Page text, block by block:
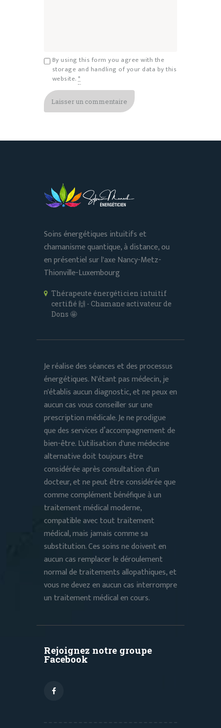
By using this form you agree with the
storage and handling of your data by this
website.*
Soins énergétiques intuitifs et
chamanisme quantique, à distance, ou
en présentiel sur l'axe Nancy-Metz-
Thionville-Luxembourg
Thérapeute énergéticien intuitif
certifié 🙌 - Chamane activateur de
Dons 🤩
Je réalise des séances et des processus
énergétiques. N'étant pas médecin, je
n'établis aucun diagnostic, et ne peux en
aucun cas vous conseiller sur une
prescription médicale. Je ne prodigue
que des services d’accompagnement de
bien-être. L'utilisation d'une médecine
alternative doit toujours être
considérée après consultation d'un
docteur, et ne peut être considérée que
comme complément bénéfique à un
traitement médical moderne,
compatible avec tout traitement
médical, mais jamais comme sa
substitution. Ces soins ne doivent en
aucun cas remplacer le déroulement
normal de traitements allopathiques, et
vous ne devez en aucun cas interrompre
un traitement médical en cours.
Rejoignez notre groupe
Facebook